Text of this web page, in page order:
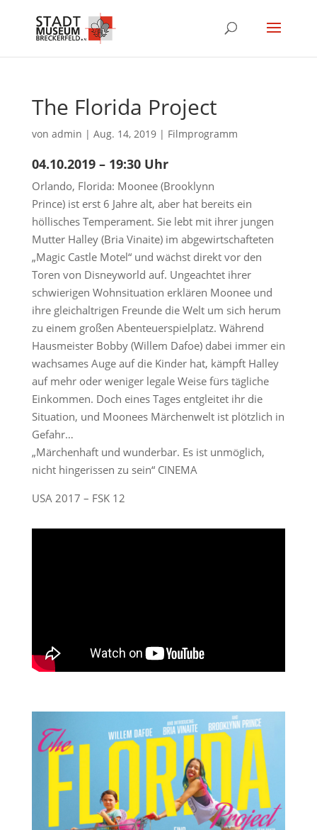
The Florida Project
von admin | Aug. 14, 2019| Filmprogramm
04.10.2019 – 19:30 Uhr
Orlando, Florida: Moonee (Brooklynn
Prince) ist erst 6 Jahre alt, aber hat bereits ein
höllisches Temperament. Sie lebt mit ihrer jungen
Mutter Halley (Bria Vinaite) im abgewirtschafteten
„Magic Castle Motel“ und wächst direkt vor den
Toren von Disneyworld auf. Ungeachtet ihrer
schwierigen Wohnsituation erklären Moonee und
ihre gleichaltrigen Freunde die Welt um sich herum
zu einem großen Abenteuerspielplatz. Während
Hausmeister Bobby (Willem Dafoe) dabei immer ein
wachsames Auge auf die Kinder hat, kämpft Halley
auf mehr oder weniger legale Weise fürs tägliche
Einkommen. Doch eines Tages entgleitet ihr die
Situation, und Moonees Märchenwelt ist plötzlich in
Gefahr…
„Märchenhaft und wunderbar. Es ist unmöglich,
nicht hingerissen zu sein“ CINEMA
USA 2017 – FSK 12